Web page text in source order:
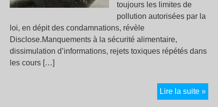
toujours les limites de
pollution autorisées par la
loi, en dépit des condamnations, révèle
Disclose.Manquements à la sécurité alimentaire,
dissimulation d’informations, rejets toxiques répétés dans
les cours […]
Lire la suite »
: